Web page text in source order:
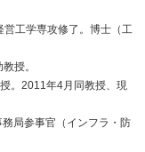
工学専攻修了。博士（工
授。
。2011年4月同教授、現
局参事官（インフラ・防